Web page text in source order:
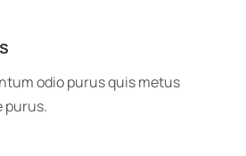
odio purus quis metus
purus.